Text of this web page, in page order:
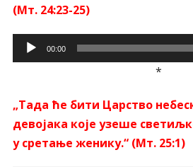
(Мт. 24:23-25)
Прегледач
звучних
00:00
*
„Тада ће бити Царство
девојака које узеше
у сретање женику.“ (Мт. 25:1)